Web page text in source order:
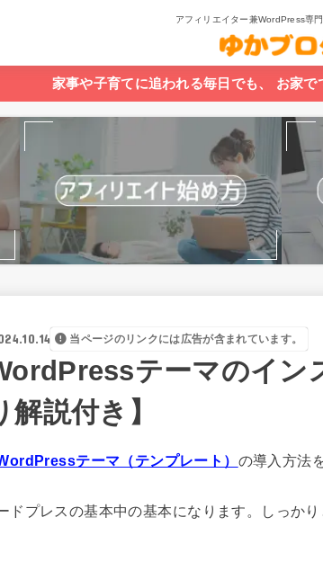
アフィリエイター兼WordPress専
家事や子育てに追われる毎日でも、 お家
当ページのリンクには広告が含まれています。
テーマのイン
説付き】
テーマ（テンプレート） の導入方法
ドプレスの基本中の基本になります。しっか